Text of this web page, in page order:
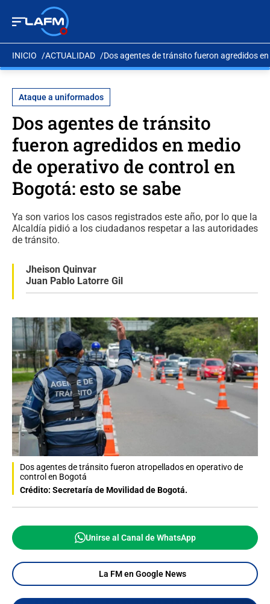
INICIO ACTUALIDAD Dos agentes de tránsito fueron agredidos
Ataque a uniformados
Dos agentes de tránsito
fueron agredidos en medio
de operativo de control en
Bogotá: esto se sabe
Ya son varios los casos registrados este año, por lo que la
Alcaldía pidió a los ciudadanos respetar a las autoridades
de tránsito.
Jheison Quinvar
Juan Pablo Latorre Gil
Dos agentes de tránsito fueron atropellados en operativo de
control en Bogotá
Crédito: Secretaría de Movilidad de Bogotá.
Unirse al Canal de WhatsApp
La FM en Google News